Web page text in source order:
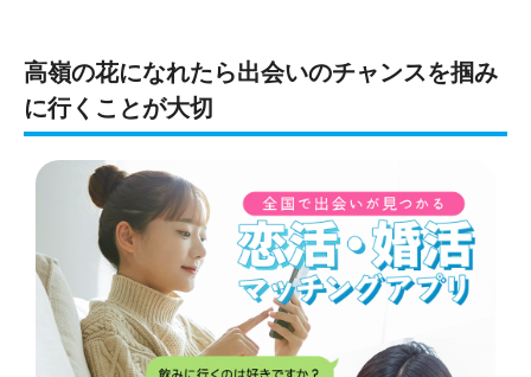
高嶺の花になれたら出会いのチャンスを掴み
に行くことが大切